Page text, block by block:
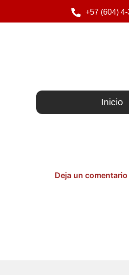
+57 (604) 4-
Inicio
Deja un comentario